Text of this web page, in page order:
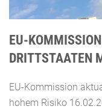
EU-
DRITTSTAATEN
EU-Kommission
hohem Risiko